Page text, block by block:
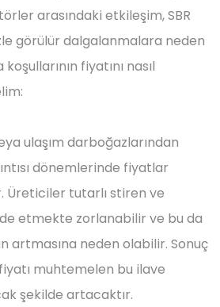
arasındaki etkileşim, SBR
görülür dalgalanmalara neden
fiyatını nasıl
ulaşım darboğazlarından
dönemlerinde fiyatlar
tutarlı stiren ve
etmekte zorlanabilir ve bu da
artmasına neden olabilir. Sonuç
muhtemelen bu ilave
şekilde artacaktır.